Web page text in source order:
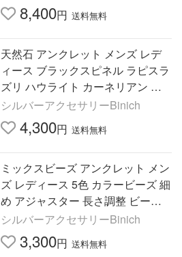
8,400円 送料無料
天然石 アンクレット メンズ レデ
ィース ブラックスピネル ラピスラ
ズリ ハウライト カーネリアン シ
ェル ビーズ 細め シルバー925 ア
ジャスター 足首 重ね付け
シルバーアクセサリーBinich
4,300円 送料無料
ミックスビーズ アンクレット メン
ズ レディース 5色 カラービーズ 細
め アジャスター 長さ調整 ビーズ
アンクレット 足首 重ね付け 男女
兼用 春夏 小粒 足飾り
シルバーアクセサリーBinich
3,300円 送料無料